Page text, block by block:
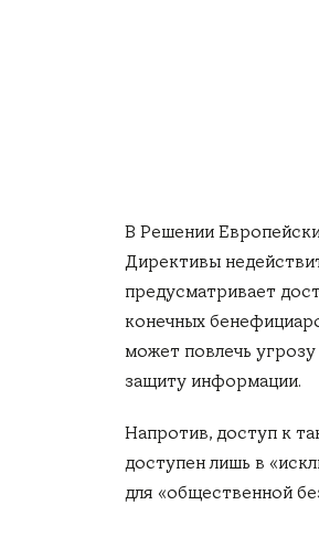
В Решении
Директивы
предусматривает
конечных
может повлечь
защиту информации.
Напротив, доступ к
доступен лишь в
для «общественной